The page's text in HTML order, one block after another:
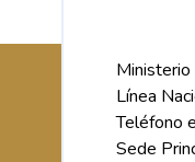
Línea
Teléfono
Sede